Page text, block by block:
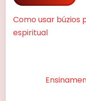
Como usar
espiritual